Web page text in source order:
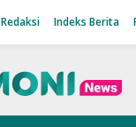
Redaksi Indeks Berita